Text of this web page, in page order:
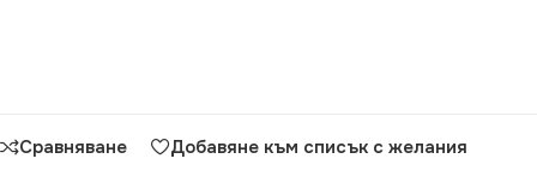
Сравняване Добавяне към списък с желания